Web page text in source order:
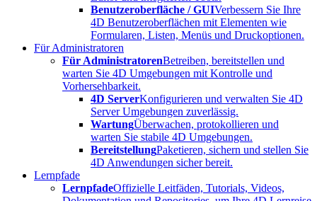
Benutzeroberfläche / GUIVerbessern Sie Ihre
4D Benutzeroberflächen mit Elementen wie
Formularen, Listen, Menüs und Druckoptionen.
Für Administratoren
Für AdministratorenBetreiben, bereitstellen und
warten Sie 4D Umgebungen mit Kontrolle und
Vorhersehbarkeit.
4D ServerKonfigurieren und verwalten Sie 4D
Server Umgebungen zuverlässig.
WartungÜberwachen, protokollieren und
warten Sie stabile 4D Umgebungen.
BereitstellungPaketieren, sichern und stellen Sie
4D Anwendungen sicher bereit.
Lernpfade
LernpfadeOffizielle Leitfäden, Tutorials, Videos,